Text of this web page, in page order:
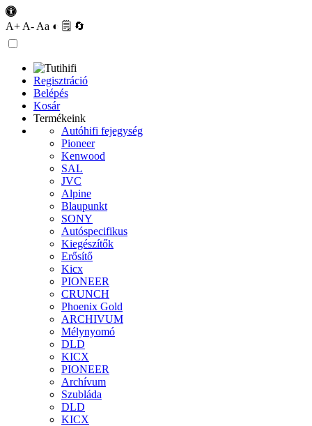
A+ A- Aa ◐ 🗒 🔄
Regisztráció
Belépés
Kosár
Termékeink
Autóhifi fejegység
Pioneer
Kenwood
SAL
JVC
Alpine
Blaupunkt
SONY
Autóspecifikus
Kiegészítők
Erősítő
Kicx
PIONEER
CRUNCH
Phoenix Gold
ARCHIVUM
Mélynyomó
DLD
KICX
PIONEER
Archívum
Szubláda
DLD
KICX